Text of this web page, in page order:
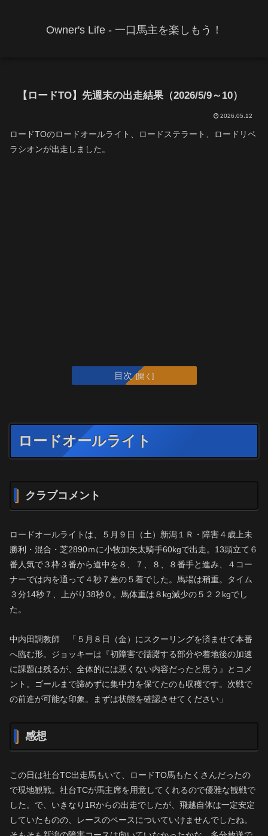
Owner's Life - 一口馬主を楽しもう！
【ロードTO】先週末の出走結果（2026/5/9～10）
2026.05.12
ロードTOのロードオールライト、ロードステラート、ロードリベ
ラシオンが出走しました。
目次
ロードオールライト
クラブコメント
ロードオールライトは、５月９日（土）新潟１Ｒ・障害４歳上未
勝利・混合・芝2890ｍに小牧加矢太騎手60kgで出走。13頭立て６
番人気で３枠３番から道中を８、７、８、８番手と進み、４コー
ナーでは内を通って４秒７差の５着でした。馬場は稍重。タイム
３分14秒７、上がり38秒０。馬体重は８kg減少の５２２kgでし
た。
中内田調教師 「５月８日（金）にスクーリングを済ませて本番
へ臨む形。ジョッキーは『初障害で躊躇する部分や着地後の加速
に課題は残るが、全体的には悪くない内容だったと思う』とコメ
ント。ゴールまで諦めずに集中力を保てたのも収穫です。次戦で
の前進が可能な印象。まずは状態を確認させてください」
感想
この日は社台TC出走馬もいて、ロードTO馬もたくさんだったの
で現地観戦。社台TCが馬主席を用意してくれるので優雅な観戦で
した。で、いきなり1Rからの出走でしたが、飛越自体は一定安定
していたものの、レースのペースについていけませんでしたね。